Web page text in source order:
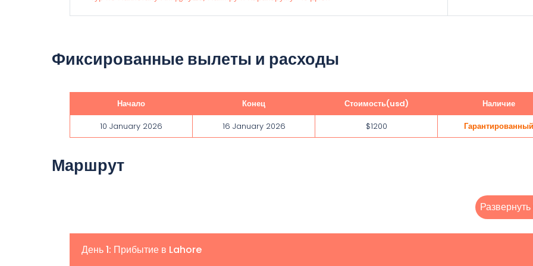
Фиксированные вылеты и расходы
Начало Конец Стоимость(usd)
Наличие
10 January 2026
16 January 2026 $1200 Гарантированный
Маршрут
День 1: Прибытие в Lahore